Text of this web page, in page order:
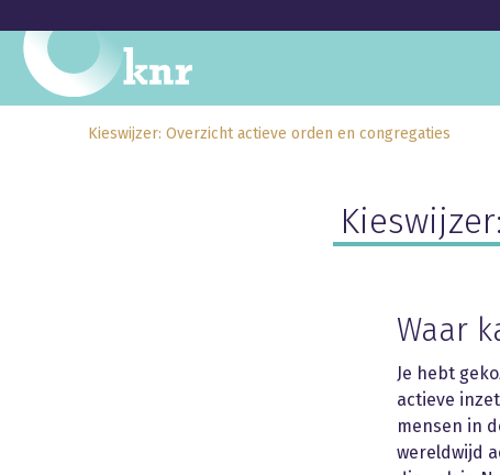
Kieswijzer: Overzicht actieve orden en congregaties
Waar
Je hebt
actieve
mensen in
wereldwijd